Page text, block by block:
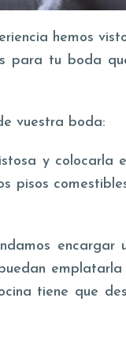
hemos
para tu boda
vuestra boda:
y colocarla
pisos
encargar
tiene que